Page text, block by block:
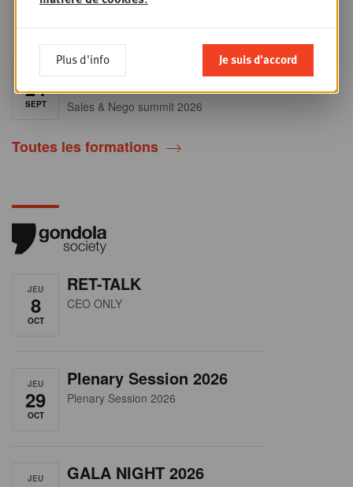
secteur en plein
24
SEPT
Sales & nego Summit
2026
Sales & Nego summit 2026
Toutes les formations
JEU
8
OCT
RET-TALK
CEO ONLY
JEU
29
OCT
Plenary Session 2026
Plenary Session 2026
JEU GALA NIGHT 2026
Plus d'info Je suis d'accord